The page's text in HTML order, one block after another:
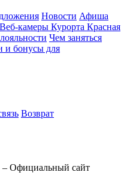
Новости Афиша
Веб-камеры Курорта Красная
Чем заняться
и бонусы для
Возврат
Официальный сайт